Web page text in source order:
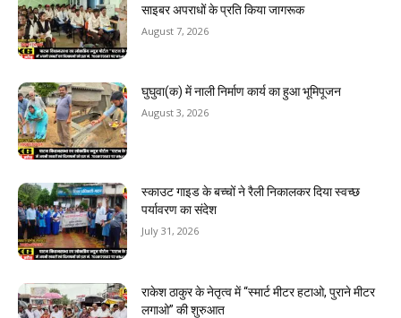
साइबर अपराधों के प्रति किया जागरूक
August 7, 2026
घुघुवा(क) में नाली निर्माण कार्य का हुआ भूमिपूजन
August 3, 2026
स्काउट गाइड के बच्चों ने रैली निकालकर दिया स्वच्छ
पर्यावरण का संदेश
July 31, 2026
राकेश ठाकुर के नेतृत्व में “स्मार्ट मीटर हटाओ, पुराने मीटर
लगाओ” की शुरुआत